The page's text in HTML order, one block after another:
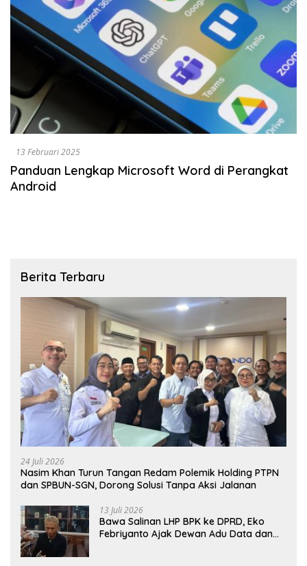
13 Februari 2025
Panduan Lengkap Microsoft Word di Perangkat
Android
Berita Terbaru
24 Juli 2026
Nasim Khan Turun Tangan Redam Polemik Holding PTPN
dan SPBUN-SGN, Dorong Solusi Tanpa Aksi Jalanan
13 Juli 2026
Bawa Salinan LHP BPK ke DPRD, Eko
Febriyanto Ajak Dewan Adu Data dan